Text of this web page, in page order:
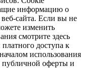
информацию о
сайта. Если вы не
изменить
смотрите здесь
доступа к
использования
публичной оферты и